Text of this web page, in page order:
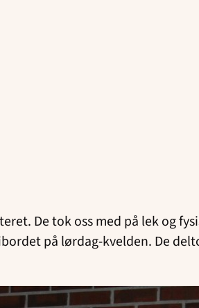
De tok oss med på lek og
på lørdag-kvelden. De